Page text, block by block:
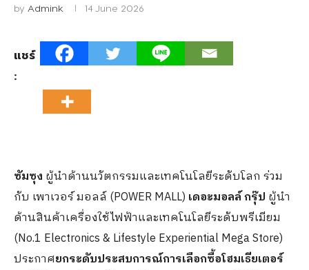
by Admink 14 June 2026
แชร์
:
ซัมซุง ผู้นำด้านนวัตกรรมและเทคโนโลยีระดับโลก ร่วม
กับ เพาเวอร์ มอลล์ (POWER MALL) เดอะมอลล์ กรุ๊ป ผู้นำ
ด้านสินค้าเครื่องใช้ไฟฟ้าและเทคโนโลยีระดับพรีเมียม
(No.1 Electronics & Lifestyle Experiential Mega Store)
ประกาศยกระดับประสบการณ์การเลือกซื้อโฮมเธียเตอร์